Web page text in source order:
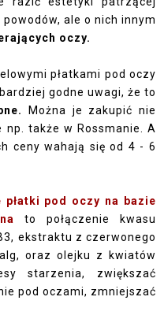
ale o nich innym
oczy.
płatkami pod oczy
godne uwagi, że to
Można je zakupić nie
także w Rossmanie. A
ceny wahają się od 4 - 6
płatki pod oczy na bazie
to połączenie kwasu
ekstraktu z czerwonego
oraz olejku z kwiatów
starzenia, zwiększać
pod oczami, zmniejszać